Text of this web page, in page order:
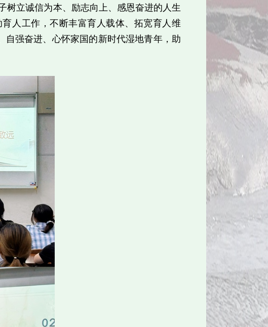
树立诚信为本、励志向上、感恩奋进的人生
人工作，不断丰富育人载体、拓宽育人维
强奋进、心怀家国的新时代湿地青年，助